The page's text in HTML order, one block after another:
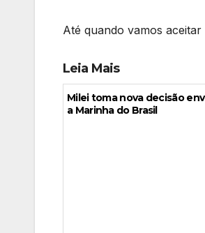
Até quando vamos aceitar
Leia Mais
Milei toma nova decisão
a Marinha do Brasil